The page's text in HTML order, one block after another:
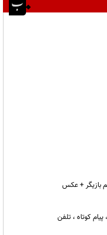
بازیگر + عکس
کوتاه ، تلفن